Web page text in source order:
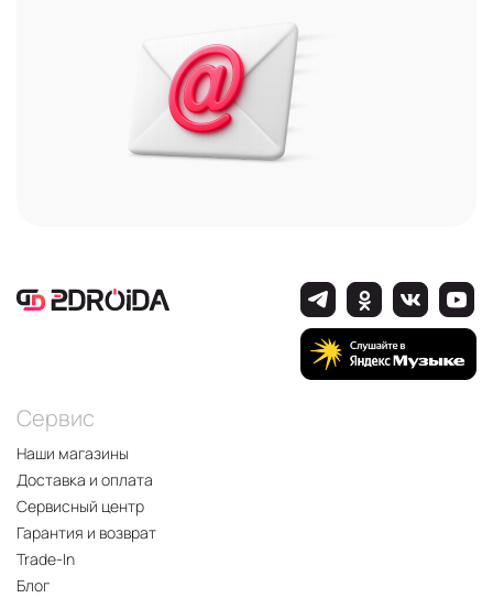
Сервис
Наши магазины
Доставка и оплата
Сервисный центр
Гарантия и возврат
Trade-In
Блог